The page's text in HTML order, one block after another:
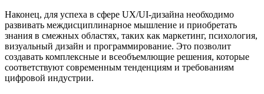
Наконец, для успеха в сфере UX/UI-дизайна необходимо
развивать междисциплинарное мышление и приобретать
знания в смежных областях, таких как маркетинг, психология,
визуальный дизайн и программирование. Это позволит
создавать комплексные и всеобъемлющие решения, которые
соответствуют современным тенденциям и требованиям
цифровой индустрии.